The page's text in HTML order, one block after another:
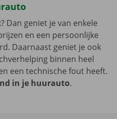
Dan geniet je van enkele
en een persoonlijke
Daarnaast geniet je ook
binnen heel
een technische fout heeft.
in je huurauto.